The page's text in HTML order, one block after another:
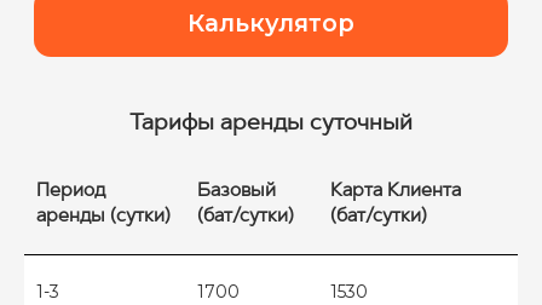
Тарифы аренды суточный
Период
аренды (сутки)
Базовый
(бат/сутки)
Карта Клиента
(бат/сутки)
1-3 1700 1530